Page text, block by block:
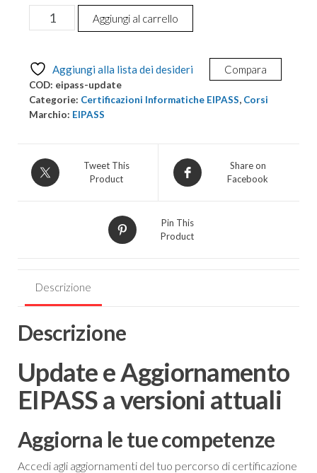
Update
e
EIPASS
a
versioni
attuali
Aggiungi al carrello
Aggiungi alla lista dei desideri Compara
COD: eipass-update
Categorie: Certificazioni Informatiche EIPASS, Corsi
Marchio: EIPASS
Tweet This
Product
Share on
Facebook
Pin This
Product
Descrizione
Descrizione
Update e Aggiornamento
EIPASS a versioni attuali
Aggiorna le tue competenze
Accedi agli aggiornamenti del tuo percorso di certificazione